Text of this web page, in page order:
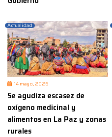
Actualidad
14 mayo, 2026
Se agudiza escasez de
oxígeno medicinal y
alimentos en La Paz y zonas
rurales